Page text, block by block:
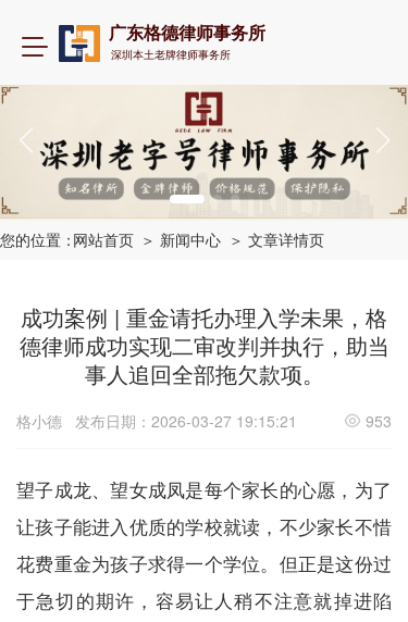
T
g
e
v
i
t
i
o
广东格德律师事务所
深圳本土老牌律师事务所
您的位置：网站首页 ＞ 新闻中心 ＞ 文章详情页
成功案例 | 重金请托办理入学未果，格
德律师成功实现二审改判并执行，助当
事人追回全部拖欠款项。
格小德 发布日期：2026-03-27 19:15:21 953
望子成龙、望女成凤是每个家长的心愿，为了
让孩子能进入优质的学校就读，不少家长不惜
花费重金为孩子求得一个学位。但正是这份过
于急切的期许，容易让人稍不注意就掉进陷